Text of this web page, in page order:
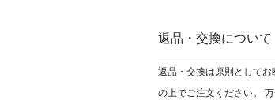
返品・交換について
返品・交換は原則として
の上でご注文ください。